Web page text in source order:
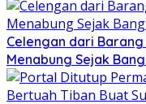
Celengan dari
Menabung Sejak